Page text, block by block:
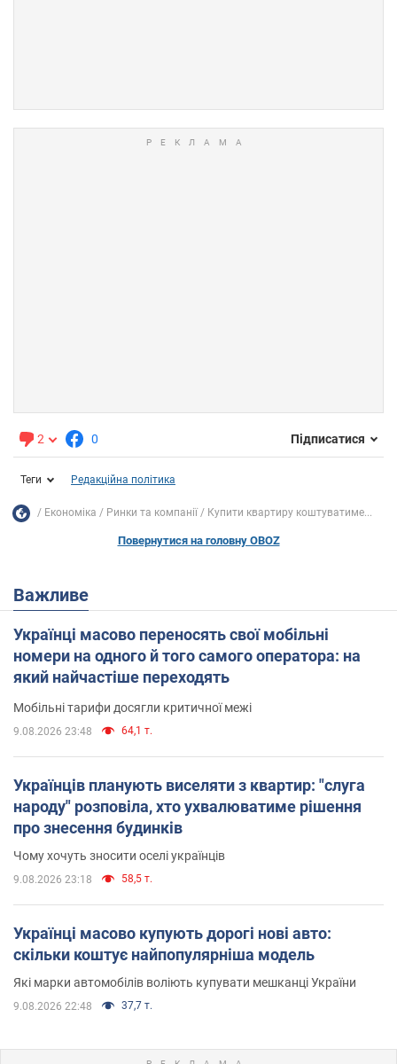
2 0 Підписатися
Теги Редакційна політика
Економіка Ринки та компанії Купити квартиру коштуватиме...
Повернутися на головну OBOZ
Важливе
Українці масово переносять свої мобільні
номери на одного й того самого оператора: на
який найчастіше переходять
Мобільні тарифи досягли критичної межі
9.08.2026 23:48 64,1 т.
Українців планують виселяти з квартир: "слуга
народу" розповіла, хто ухвалюватиме рішення
про знесення будинків
Чому хочуть зносити оселі українців
9.08.2026 23:18 58,5 т.
Українці масово купують дорогі нові авто:
скільки коштує найпопулярніша модель
Які марки автомобілів воліють купувати мешканці України
9.08.2026 22:48 37,7 т.